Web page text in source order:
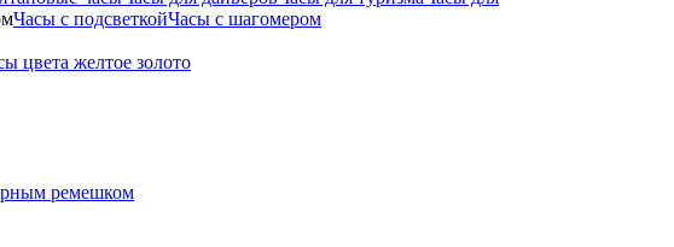
Часы с подсветкойЧасы с шагомером
цвета желтое золото
ремешком